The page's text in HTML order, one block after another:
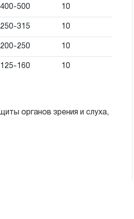
400-500 10
250-315 10
200-250 10
125-160 10
органов зрения и слуха,
распространяется
замене или ремонту
дальнейшее